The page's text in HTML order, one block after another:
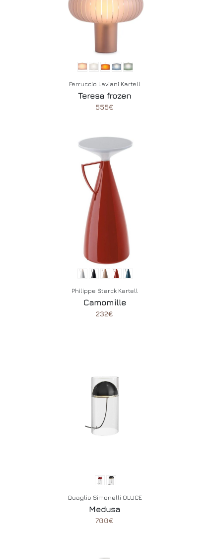
Ferruccio Laviani Kartell
Teresa frozen
555€
Philippe Starck Kartell
Camomille
232€
Quaglio Simonelli OLUCE
Medusa
700€